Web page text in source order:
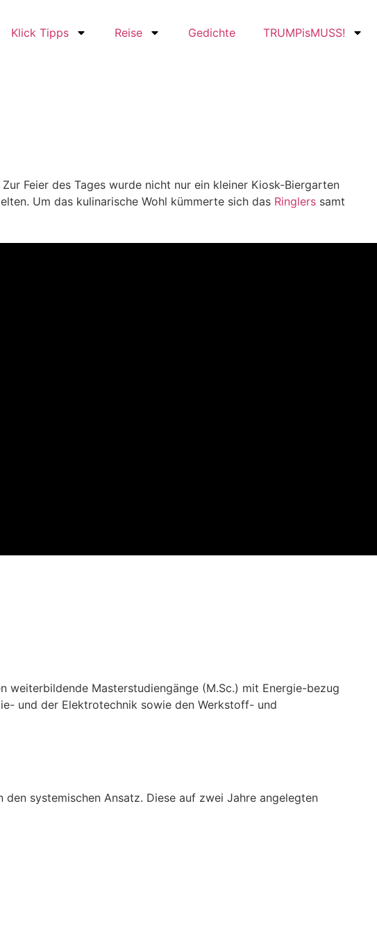
Klick Tipps Reise Gedichte TRUMPisMUSS!
Feier des Tages wurde nicht nur ein kleiner Kiosk-Biergarten
Um das kulinarische Wohl kümmerte sich das Ringlers samt
weiterbildende Masterstudiengänge (M.Sc.) mit Energie-bezug
und der Elektrotechnik sowie den Werkstoff- und
systemischen Ansatz. Diese auf zwei Jahre angelegten